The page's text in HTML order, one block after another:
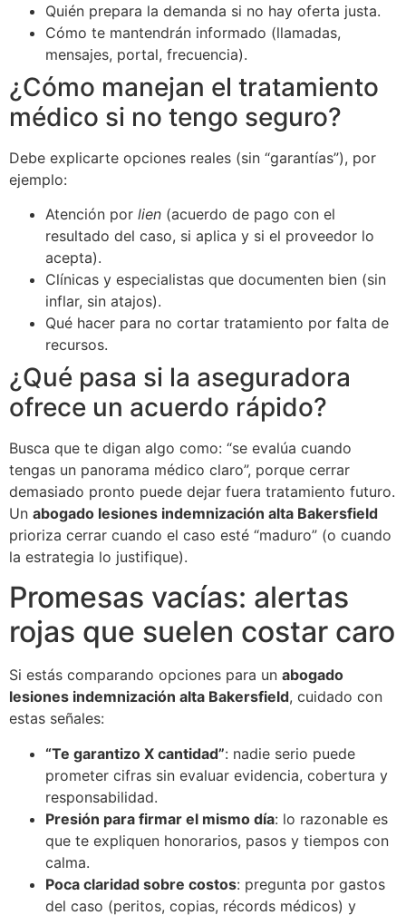
Quién prepara la demanda si no hay oferta justa.
Cómo te mantendrán informado (llamadas,
mensajes, portal, frecuencia).
¿Cómo manejan el tratamiento
médico si no tengo seguro?
Debe explicarte opciones reales (sin “garantías”), por
ejemplo:
Atención por lien (acuerdo de pago con el
resultado del caso, si aplica y si el proveedor lo
acepta).
Clínicas y especialistas que documenten bien (sin
inflar, sin atajos).
Qué hacer para no cortar tratamiento por falta de
recursos.
¿Qué pasa si la aseguradora
ofrece un acuerdo rápido?
Busca que te digan algo como: “se evalúa cuando
tengas un panorama médico claro”, porque cerrar
demasiado pronto puede dejar fuera tratamiento futuro.
Un abogado lesiones indemnización alta Bakersfield
prioriza cerrar cuando el caso esté “maduro” (o cuando
la estrategia lo justifique).
Promesas vacías: alertas
rojas que suelen costar caro
Si estás comparando opciones para un abogado
lesiones indemnización alta Bakersfield, cuidado con
estas señales:
“Te garantizo X cantidad”: nadie serio puede
prometer cifras sin evaluar evidencia, cobertura y
responsabilidad.
Presión para firmar el mismo día: lo razonable es
que te expliquen honorarios, pasos y tiempos con
calma.
Poca claridad sobre costos: pregunta por gastos
del caso (peritos, copias, récords médicos) y